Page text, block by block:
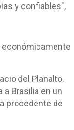
y confiables",
económicamente
del Planalto.
a Brasilia en un
procedente de